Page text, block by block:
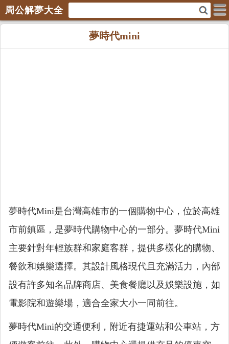
周公解夢大全
夢時代mini
夢時代Mini是台灣高雄市的一個購物中心，位於高雄
市前鎮區，是夢時代購物中心的一部分。夢時代Mini
主要針對年輕族群和家庭客群，提供多樣化的購物、
餐飲和娛樂選擇。其設計風格現代且充滿活力，內部
設有許多知名品牌商店、美食餐廳以及娛樂設施，如
電影院和遊樂場，適合全家大小一同前往。
夢時代Mini的交通便利，附近有捷運站和公車站，方